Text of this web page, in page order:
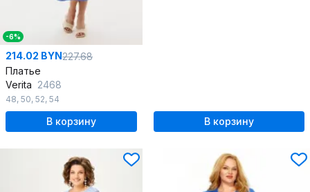
-6%
214.02 BYN227.68
Платье
Verita 2468
48, 50, 52, 54
В корзину В корзину